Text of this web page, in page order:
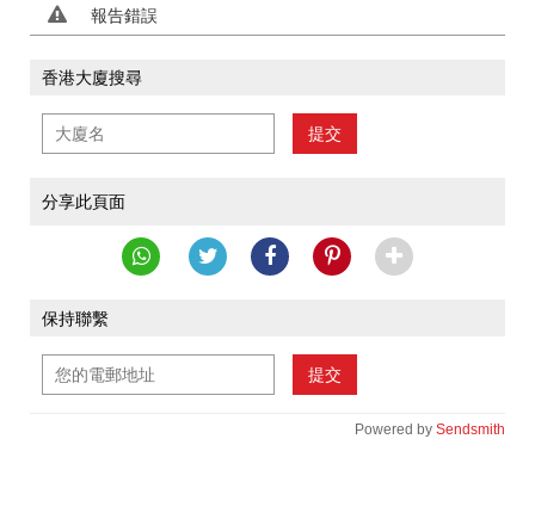
報告錯誤
香港大廈搜尋
提交
分享此頁面
保持聯繫
提交
Powered by Sendsmith